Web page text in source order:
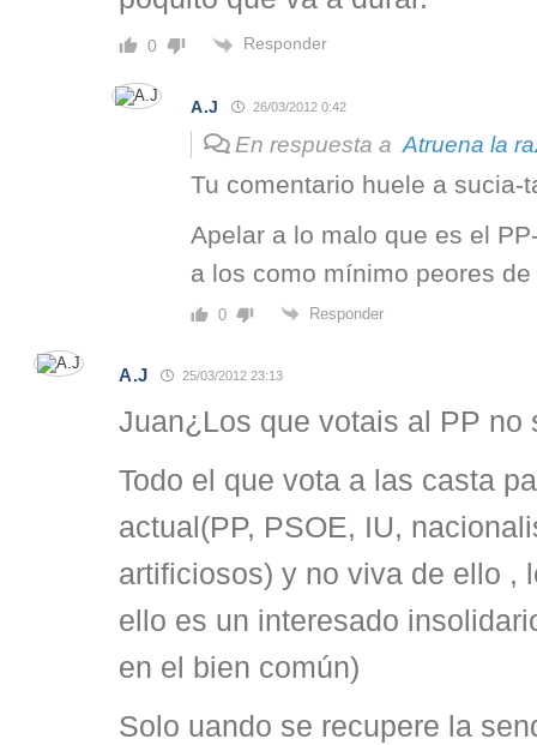
0 Responder
A.J 26/03/2012 0:42
En respuesta a Atruena la
Tu comentario huele a
Apelar a lo malo que es el
a los como mínimo peores
0 Responder
A.J 25/03/2012 23:13
Juan¿Los que votais al PP no
Todo el que vota a las casta
actual(PP, PSOE, IU,
artificiosos) y no viva de ello ,
ello es un interesado
en el bien común)
Solo uando se recupere la